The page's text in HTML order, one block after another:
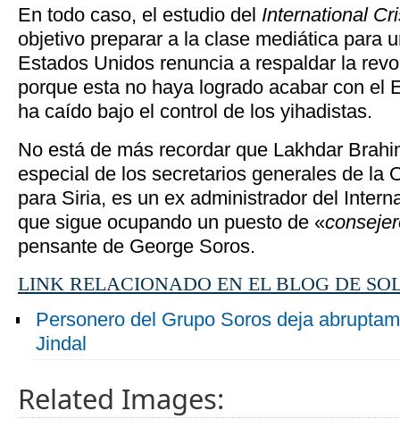
En todo caso, el estudio del International
objetivo preparar a la clase mediática para
Estados Unidos renuncia a respaldar la
porque esta no haya logrado acabar con el
ha caído bajo el control de los yihadistas.
No está de más recordar que Lakhdar
especial de los secretarios generales de la
para Siria, es un ex administrador del
que sigue ocupando un puesto de «
pensante de George Soros.
LINK RELACIONADO EN EL BLOG DE
Personero del Grupo Soros deja
Jindal
Related Images: